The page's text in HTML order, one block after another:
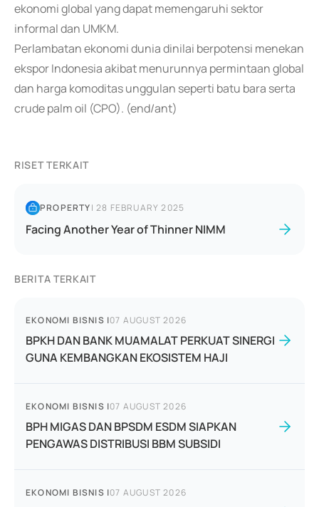
ekonomi global yang dapat memengaruhi sektor
informal dan UMKM.
Perlambatan ekonomi dunia dinilai berpotensi menekan
ekspor Indonesia akibat menurunnya permintaan global
dan harga komoditas unggulan seperti batu bara serta
crude palm oil (CPO). (end/ant)
RISET TERKAIT
PROPERTY|28 FEBRUARY 2025
Facing Another Year of Thinner NIMM
BERITA TERKAIT
EKONOMI BISNIS |07 AUGUST 2026
BPKH DAN BANK MUAMALAT PERKUAT SINERGI
GUNA KEMBANGKAN EKOSISTEM HAJI
EKONOMI BISNIS |07 AUGUST 2026
BPH MIGAS DAN BPSDM ESDM SIAPKAN
PENGAWAS DISTRIBUSI BBM SUBSIDI
EKONOMI BISNIS |07 AUGUST 2026